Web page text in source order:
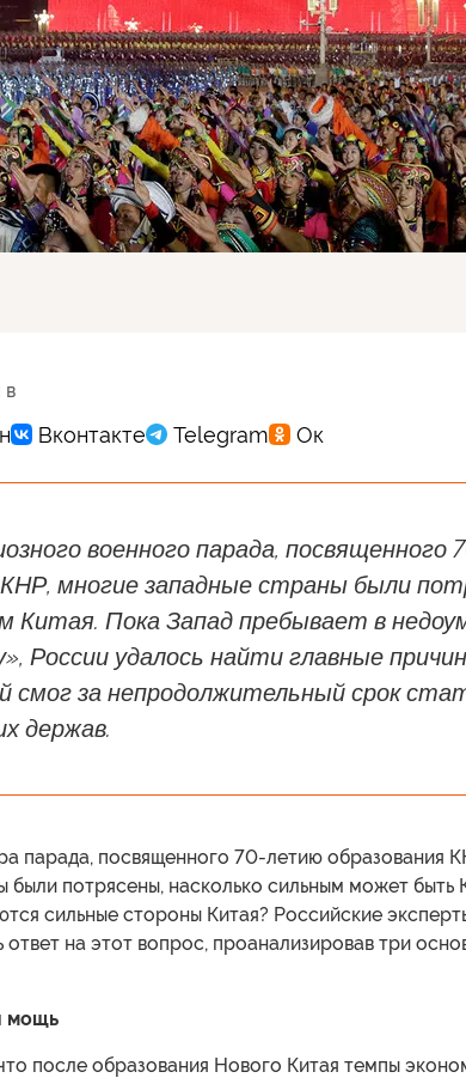
в
военного парада,
КНР, многие западные страны были
Китая. Пока Запад пребывает в
России удалось найти главные
смог за непродолжительный срок
держав.
парада, посвященного 70-летию образования
были потрясены, насколько сильным может быть
сильные стороны Китая? Российские
ответ на этот вопрос, проанализировав три
мощь
после образования Нового Китая темпы